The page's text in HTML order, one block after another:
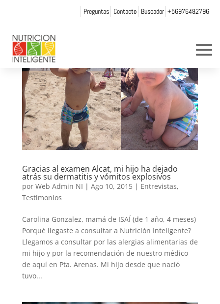
Preguntas Contacto Buscador +56976482796
Gracias al examen Alcat, mi hijo ha dejado
atrás su dermatitis y vómitos explosivos
por Web Admin NI | Ago 10, 2015| Entrevistas,
Testimonios
Carolina Gonzalez, mamá de ISAÍ (de 1 año, 4 meses)
Porqué llegaste a consultar a Nutrición Inteligente?
Llegamos a consultar por las alergias alimentarias de
mi hijo y por la recomendación de nuestro médico
de aquí en Pta. Arenas. Mi hijo desde que nació
tuvo...